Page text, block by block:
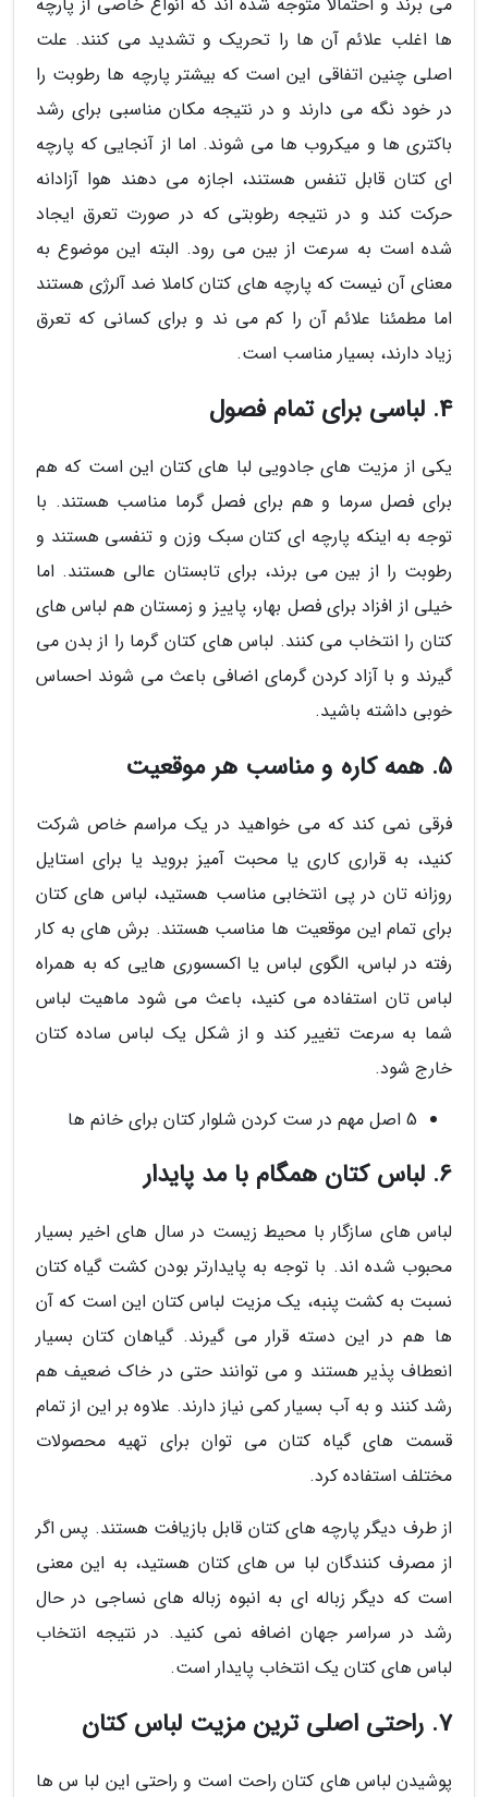
ها اغلب علائم آن ها را تحریک و تشدید می کنند. علت
اصلی چنین اتفاقی این است که بیشتر پارچه ها رطوبت را
در خود نگه می دارند و در نتیجه مکان مناسبی برای رشد
باکتری ها و میکروب ها می شوند. اما از آنجایی که پارچه
ای کتان قابل تنفس هستند، اجازه می دهند هوا آزادانه
حرکت کند و در نتیجه رطوبتی که در صورت تعرق ایجاد
شده است به سرعت از بین می رود. البته این موضوع به
معنای آن نیست که پارچه های کتان کاملا ضد آلرژی هستند
اما مطمئنا علائم آن را کم می ند و برای کسانی که تعرق
زیاد دارند، بسیار مناسب است.
4. لباسی برای تمام فصول
یکی از مزیت های جادویی لبا های کتان این است که هم
برای فصل سرما و هم برای فصل گرما مناسب هستند. با
توجه به اینکه پارچه ای کتان سبک وزن و تنفسی هستند و
رطوبت را از بین می برند، برای تابستان عالی هستند. اما
خیلی از افزاد برای فصل بهار، پاییز و زمستان هم لباس های
کتان را انتخاب می کنند. لباس های کتان گرما را از بدن می
گیرند و با آزاد کردن گرمای اضافی باعث می شوند احساس
خوبی داشته باشید.
5. همه کاره و مناسب هر موقعیت
فرقی نمی کند که می خواهید در یک مراسم خاص شرکت
کنید، به قراری کاری یا محبت آمیز بروید یا برای استایل
روزانه تان در پی انتخابی مناسب هستید، لباس های کتان
برای تمام این موقعیت ها مناسب هستند. برش های به کار
رفته در لباس، الگوی لباس یا اکسسوری هایی که به همراه
لباس تان استفاده می کنید، باعث می شود ماهیت لباس
شما به سرعت تغییر کند و از شکل یک لباس ساده کتان
خارج شود.
5 اصل مهم در ست کردن شلوار کتان برای خانم ها
6. لباس کتان همگام با مد پایدار
لباس های سازگار با محیط زیست در سال های اخیر بسیار
محبوب شده اند. با توجه به پایدارتر بودن کشت گیاه کتان
نسبت به کشت پنبه، یک مزیت لباس کتان این است که آن
ها هم در این دسته قرار می گیرند. گیاهان کتان بسیار
انعطاف پذیر هستند و می توانند حتی در خاک ضعیف هم
رشد کنند و به آب بسیار کمی نیاز دارند. علاوه بر این از تمام
قسمت های گیاه کتان می توان برای تهیه محصولات
مختلف استفاده کرد.
از طرف دیگر پارچه های کتان قابل بازیافت هستند. پس اگر
از مصرف کنندگان لبا س های کتان هستید، به این معنی
است که دیگر زباله ای به انبوه زباله های نساجی در حال
رشد در سراسر جهان اضافه نمی کنید. در نتیجه انتخاب
لباس های کتان یک انتخاب پایدار است.
7. راحتی اصلی ترین مزیت لباس کتان
پوشیدن لباس های کتان راحت است و راحتی این لبا س ها